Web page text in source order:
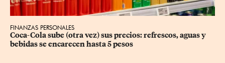
FINANZAS PERSONALES
Coca-Cola sube (otra vez) sus precios: refrescos, aguas y
bebidas se encarecen hasta 5 pesos